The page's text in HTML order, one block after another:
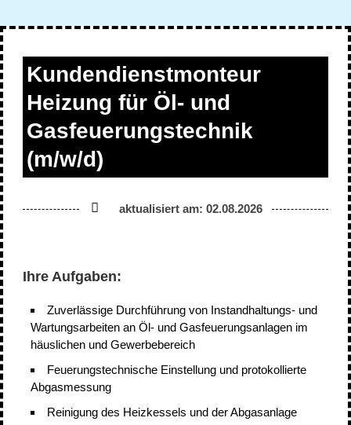
Kundendienstmonteur
Heizung für Öl- und
Gasfeuerungstechnik
(m/w/d)
aktualisiert am: 02.08.2026
Ihre Aufgaben:
Zuverlässige Durchführung von Instandhaltungs- und
Wartungsarbeiten an Öl- und Gasfeuerungsanlagen im
häuslichen und Gewerbebereich
Feuerungstechnische Einstellung und protokollierte
Abgasmessung
Reinigung des Heizkessels und der Abgasanlage